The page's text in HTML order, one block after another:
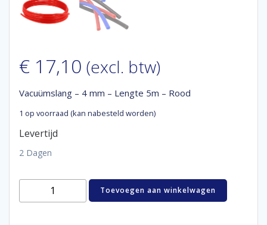
€ 17,10 (excl. btw)
Vacuümslang – 4 mm – Lengte 5m – Rood
1 op voorraad (kan nabesteld worden)
Levertijd
2 Dagen
Vacuümslang
Toevoegen aan winkelwagen